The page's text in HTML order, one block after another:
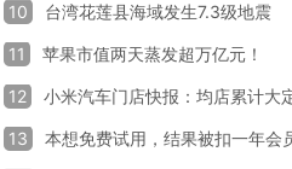
10 台湾花莲县海域发生7.3级地震
11 苹果市值两天蒸发超万亿元！
12 小米汽车门店快报：均店累计
13 本想免费试用，结果被扣一年会